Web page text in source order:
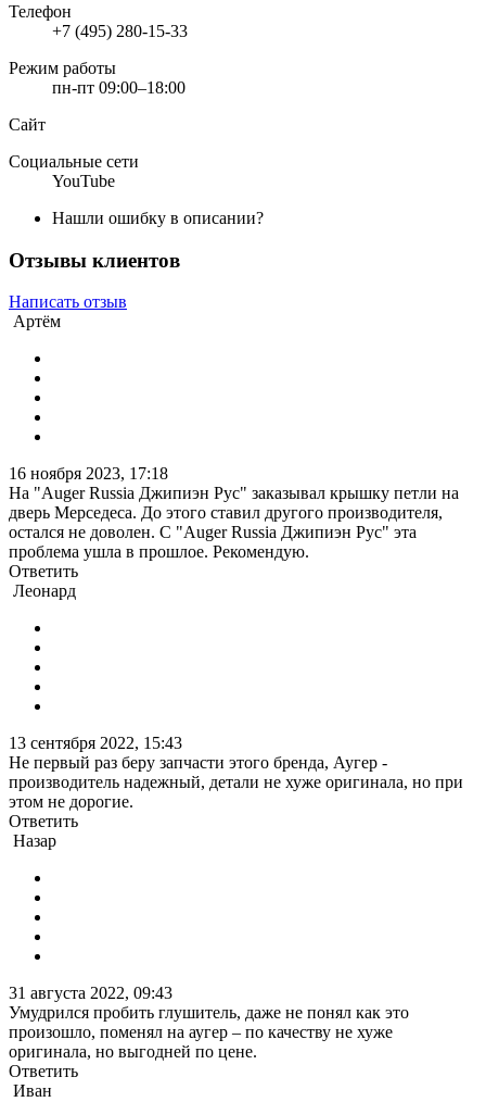
Телефон
+7 (495) 280-15-33
Режим работы
пн-пт 09:00–18:00
Сайт
Социальные сети
YouTube
Нашли ошибку в описании?
Отзывы клиентов
Написать отзыв
Артём
16 ноября 2023, 17:18
На "Auger Russia Джипиэн Рус" заказывал крышку петли на
дверь Мерседеса. До этого ставил другого производителя,
остался не доволен. С "Auger Russia Джипиэн Рус" эта
проблема ушла в прошлое. Рекомендую.
Ответить
Леонард
13 сентября 2022, 15:43
Не первый раз беру запчасти этого бренда, Аугер -
производитель надежный, детали не хуже оригинала, но при
этом не дорогие.
Ответить
Назар
31 августа 2022, 09:43
Умудрился пробить глушитель, даже не понял как это
произошло, поменял на аугер – по качеству не хуже
оригинала, но выгодней по цене.
Ответить
Иван